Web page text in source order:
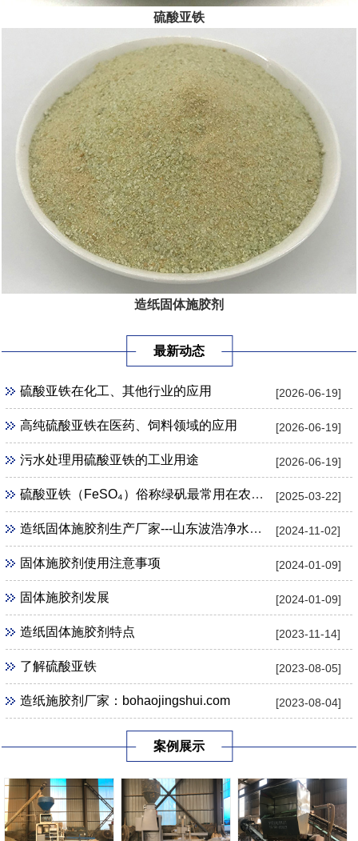
硫酸亚铁
造纸固体施胶剂
最新动态
[2026-06-19]
硫酸亚铁在化工、其他行业的应用
[2026-06-19]
高纯硫酸亚铁在医药、饲料领域的应用
[2026-06-19]
污水处理用硫酸亚铁的工业用途
[2025-03-22]
硫酸亚铁（FeSO₄）俗称绿矾最常用在农业 、 园艺用途
[2024-11-02]
造纸固体施胶剂生产厂家---山东波浩净水科技公司
[2024-01-09]
固体施胶剂使用注意事项
[2024-01-09]
固体施胶剂发展
[2023-11-14]
造纸固体施胶剂特点
[2023-08-05]
了解硫酸亚铁
[2023-08-04]
造纸施胶剂厂家：bohaojingshui.com
案例展示